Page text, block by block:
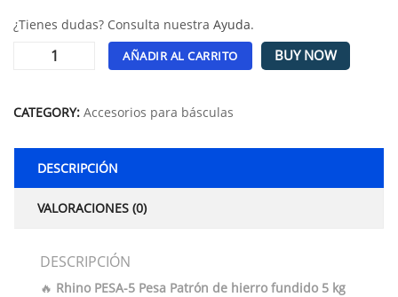
¿Tienes dudas? Consulta nuestra Ayuda.
AÑADIR AL CARRITO BUY NOW
CATEGORY: Accesorios para básculas
DESCRIPCIÓN
VALORACIONES (0)
DESCRIPCIÓN
🔥 Rhino PESA-5 Pesa Patrón de hierro fundido 5 kg